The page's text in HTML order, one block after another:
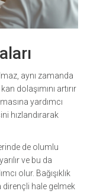
aynı zamanda
dolaşımını artırır
yardımcı
hızlandırarak
de olumlu
ve bu da
olur. Bağışıklık
dirençli hale gelmek